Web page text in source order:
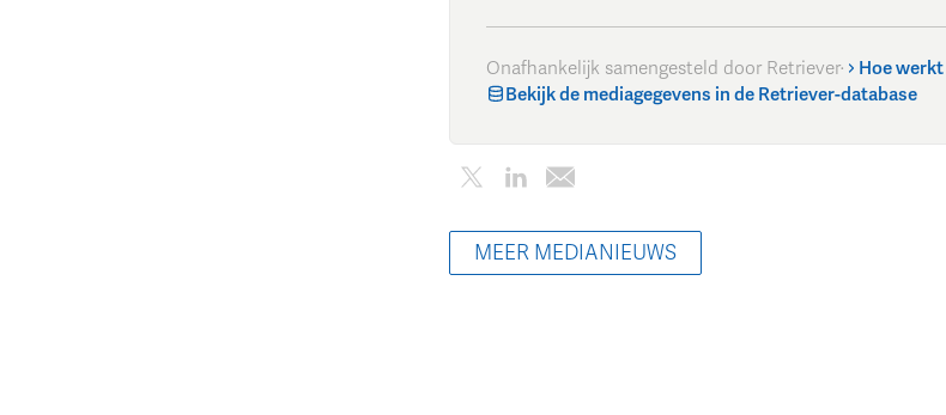
Onafhankelijk samengesteld door Retriever· Hoe
Bekijk de mediagegevens in de Retriever-database
MEER MEDIANIEUWS